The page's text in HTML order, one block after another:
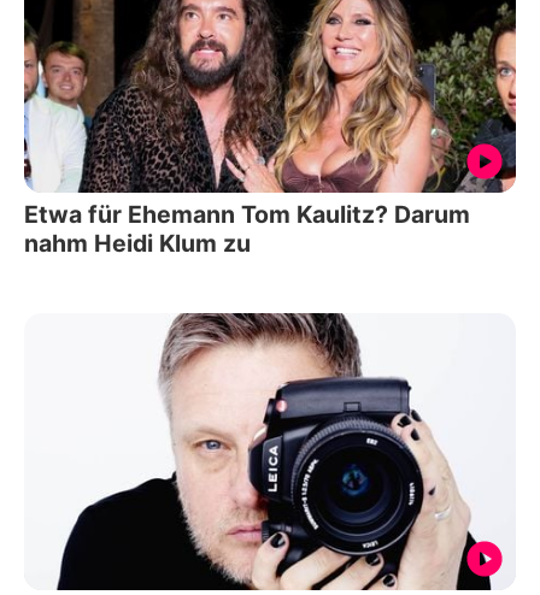
Etwa für Ehemann Tom Kaulitz? Darum
nahm Heidi Klum zu